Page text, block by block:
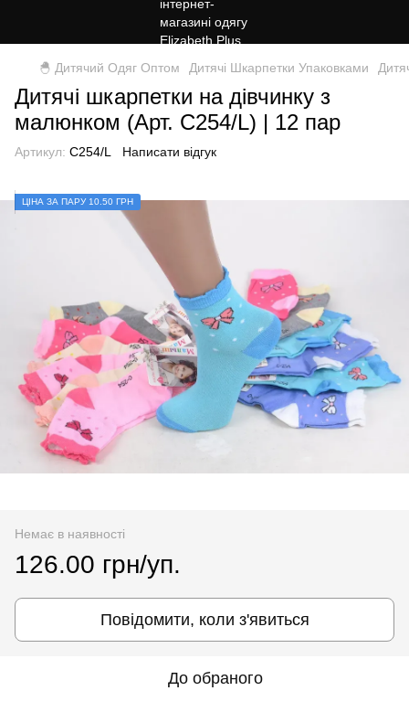
🐣 Дитячий Одяг Оптом Дитячі Шкарпетки Упаковками
Дитячі шкарпетки на дівчинку з
малюнком (Арт. C254/L) | 12 пар
Артикул: C254/L Написати відгук
ЦIНА ЗА ПАРУ 10.50 ГРН
Немає в наявності
126.00 грн/уп.
Повідомити, коли з'явиться
До обраного